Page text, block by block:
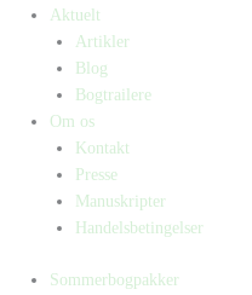
Aktuelt
Artikler
Blog
Bogtrailere
Om os
Kontakt
Presse
Manuskripter
Handelsbetingelser
Sommerbogpakker